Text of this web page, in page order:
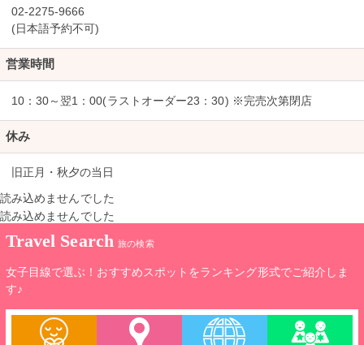
02-2275-9666
(日本語予約不可)
営業時間
10：30～翌1：00(ラストオーダー23：30) ※完売次第閉店
休み
旧正月・秋夕の当日
読み込めませんでした
読み込めませんでした
Travel Search 旅の検索
女子目線で選ぶ！おすすめスポットをランキング形式でご紹介しま
す♪